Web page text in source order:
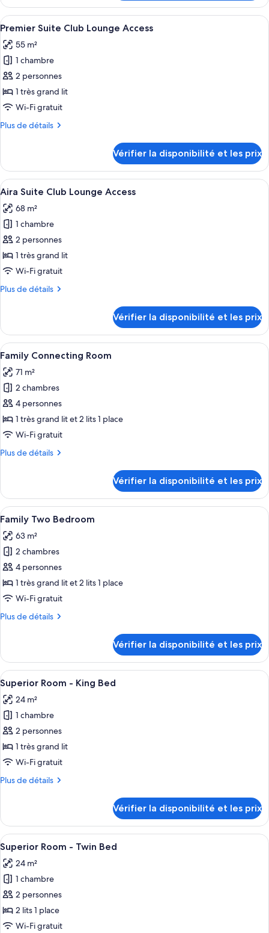
Club
Lounge
Access
le
type
de
Executive
Studio
Club
Lounge
Access
Afficher
toutes
les
photos
pour
ce
type
chambre :
Club
Lounge
Access
Une chambre d’hôtel avec un
12
Premier Suite Club Lounge Access
55 m²
1 chambre
2 personnes
1 très grand lit
Wi-Fi gratuit
Plus de détails
Plus
le
type
de
Premier
Suite
Club
Lounge
Access
Vérifier la disponibilité et les prix
Afficher
toutes
les
photos
pour
ce
type
chambre :
Club
Lounge
Access
Une chambre d’hôtel moderne
7
Aira Suite Club Lounge Access
68 m²
1 chambre
2 personnes
1 très grand lit
Wi-Fi gratuit
Plus de détails
Plus
le
type
de
chambre
Aira
Suite
Club
Lounge
Access
Vérifier la disponibilité et les prix
Afficher
toutes
les
photos
pour
ce
type
chambre :
Room
Une chambre d’hôtel avec un grand
8
Family Connecting Room
71 m²
2 chambres
4 personnes
1 très grand lit et 2 lits 1 place
Wi-Fi gratuit
Plus de détails
Plus
le
type
de
chambre
Family
Connecting
Room
Vérifier la disponibilité et les prix
Afficher
toutes
les
photos
pour
ce
type
chambre :
Bedroom
Une chambre d’hôtel équipée d’une
6
Family Two Bedroom
63 m²
2 chambres
4 personnes
1 très grand lit et 2 lits 1 place
Wi-Fi gratuit
Plus de détails
Plus
le
type
de
chambre
Family
Two
Bedroom
Vérifier la disponibilité et les prix
Afficher
toutes
les
photos
pour
ce
type
chambre :
King
Bed
Une chambre d’hôtel avec un lit, un
10
Superior Room - King Bed
24 m²
1 chambre
2 personnes
1 très grand lit
Wi-Fi gratuit
Plus de détails
Plus
le
type
de
chambre
Superior
Room
King
Bed
Vérifier la disponibilité et les prix
Afficher
toutes
les
photos
pour
ce
type
Une chambre d’hôtel avec deux
9
Superior Room - Twin Bed
24 m²
1 chambre
2 personnes
2 lits 1 place
Wi-Fi gratuit